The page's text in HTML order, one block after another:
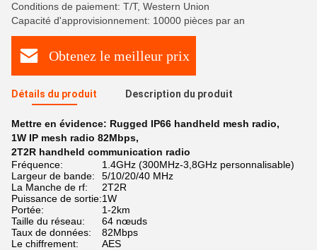
Conditions de paiement: T/T, Western Union
Capacité d'approvisionnement: 10000 pièces par an
Obtenez le meilleur prix
Détails du produit Description du produit
Mettre en évidence: Rugged IP66 handheld mesh radio,
1W IP mesh radio 82Mbps,
2T2R handheld communication radio
Fréquence:
1.4GHz (300MHz-3,8GHz personnalisable)
Largeur de bande:
5/10/20/40 MHz
La Manche de rf:
2T2R
Puissance de sortie:1W
Portée:
1-2km
Taille du réseau:
64 nœuds
Taux de données:
82Mbps
Le chiffrement:
AES